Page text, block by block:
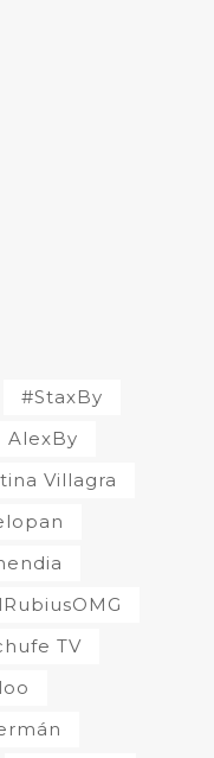
#StaxBy
AlexBy
Villagra
TV